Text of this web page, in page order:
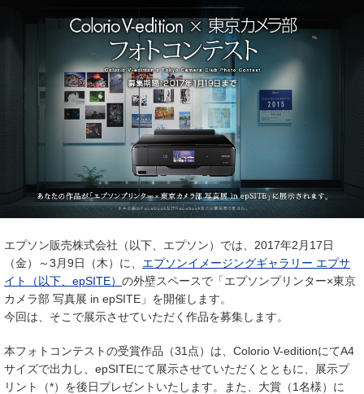
エプソン販売株式会社（以下、エプソン）では、2017年2月17日
（金）～3月9日（木）に、 エプソンイメージングギャラリー エプサ
イト（以下、epSITE） の外壁スペースで「エプソンプリンター×東京
カメラ部 写真展 in epSITE」を開催します。
今回は、そこで展示させていただく作品を募集します。
本フォトコンテストの受賞作品（31点）は、Colorio V-editionにてA4
サイズで出力し、epSITEにて展示させていただくとともに、展示プ
リント（*）を後日プレゼントいたします。また、大賞（1名様）に